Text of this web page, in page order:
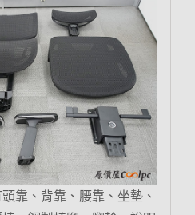
靠、背靠、腰靠、坐墊、